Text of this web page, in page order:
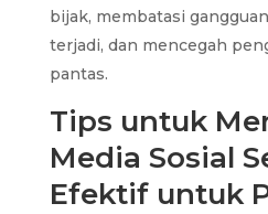
bijak, membatasi
terjadi, dan mencegah
pantas.
Tips untuk
Media Sosial
Efektif untuk